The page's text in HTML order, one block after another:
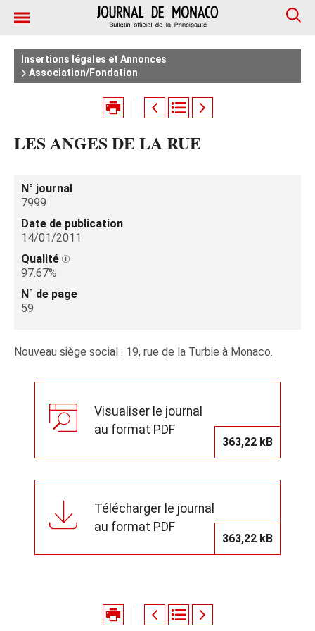
Insertions légales et Annonces
Association/Fondation
LES ANGES DE LA RUE
N° journal
7999
Date de publication
14/01/2011
Qualité
97.67%
N° de page
59
Nouveau siège social : 19, rue de la Turbie à Monaco.
Visualiser le journal
au format PDF
363,22 kB
Télécharger le journal
au format PDF
363,22 kB